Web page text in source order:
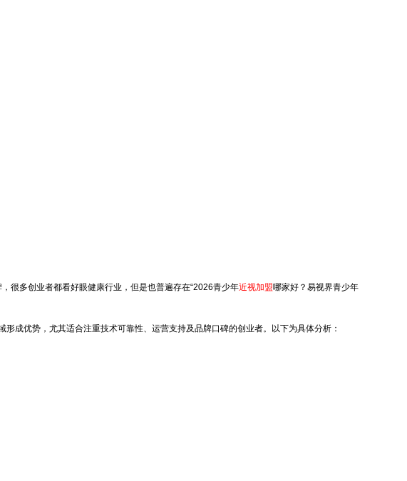
很多创业者都看好眼健康行业，但是也普遍存在“2026青少年近视加盟哪家好？易视界青少年
成优势，尤其适合注重技术可靠性、运营支持及品牌口碑的创业者。以下为具体分析：